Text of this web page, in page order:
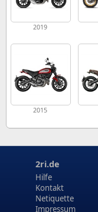
2019
2015
2ri.de
Hilfe
Kontakt
Netiquette
Impressum